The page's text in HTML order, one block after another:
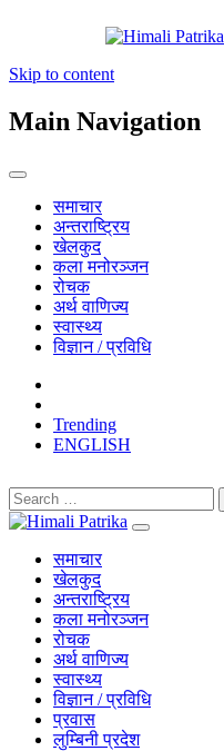
Skip to content
Main Navigation
समाचार
अन्तराष्ट्रिय
खेलकुद
कला मनोरञ्जन
रोचक
अर्थ वाणिज्य
स्वास्थ्य
विज्ञान / प्रविधि
Trending
ENGLISH
समाचार
खेलकुद
अन्तराष्ट्रिय
कला मनोरञ्जन
रोचक
अर्थ वाणिज्य
स्वास्थ्य
विज्ञान / प्रविधि
प्रवास
लुम्बिनी प्रदेश